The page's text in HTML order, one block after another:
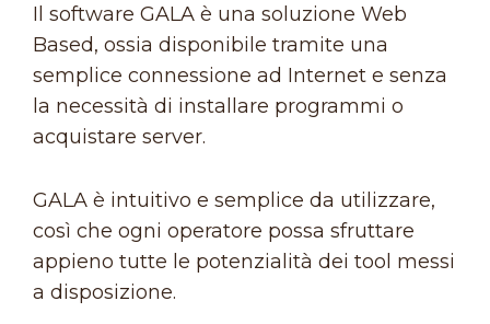
Il software GALA è una soluzione Web
Based, ossia disponibile tramite una
semplice connessione ad Internet e senza
la necessità di installare programmi o
acquistare server.
GALA è intuitivo e semplice da utilizzare,
così che ogni operatore possa sfruttare
appieno tutte le potenzialità dei tool messi
a disposizione.